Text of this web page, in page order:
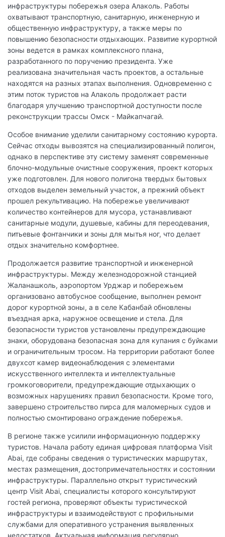
инфраструктуры побережья озера Алаколь. Работы
охватывают транспортную, санитарную, инженерную и
общественную инфраструктуру, а также меры по
повышению безопасности отдыхающих. Развитие курортной
зоны ведется в рамках комплексного плана,
разработанного по поручению президента. Уже
реализована значительная часть проектов, а остальные
находятся на разных этапах выполнения. Одновременно с
этим поток туристов на Алаколь продолжает расти
благодаря улучшению транспортной доступности после
реконструкции трассы Омск - Майкапчагай.
Особое внимание уделили санитарному состоянию курорта.
Сейчас отходы вывозятся на специализированный полигон,
однако в перспективе эту систему заменят современные
блочно-модульные очистные сооружения, проект которых
уже подготовлен. Для нового полигона твердых бытовых
отходов выделен земельный участок, а прежний объект
прошел рекультивацию. На побережье увеличивают
количество контейнеров для мусора, устанавливают
санитарные модули, душевые, кабины для переодевания,
питьевые фонтанчики и зоны для мытья ног, что делает
отдых значительно комфортнее.
Продолжается развитие транспортной и инженерной
инфраструктуры. Между железнодорожной станцией
Жаланашколь, аэропортом Урджар и побережьем
организовано автобусное сообщение, выполнен ремонт
дорог курортной зоны, а в селе Кабанбай обновлены
въездная арка, наружное освещение и стела. Для
безопасности туристов установлены предупреждающие
знаки, оборудована безопасная зона для купания с буйками
и ограничительным тросом. На территории работают более
двухсот камер видеонаблюдения с элементами
искусственного интеллекта и интеллектуальные
громкоговорители, предупреждающие отдыхающих о
возможных нарушениях правил безопасности. Кроме того,
завершено строительство пирса для маломерных судов и
полностью смонтировано ограждение побережья.
В регионе также усилили информационную поддержку
туристов. Начала работу единая цифровая платформа Visit
Abai, где собраны сведения о туристических маршрутах,
местах размещения, достопримечательностях и состоянии
инфраструктуры. Параллельно открыт туристический
центр Visit Abai, специалисты которого консультируют
гостей региона, проверяют объекты туристической
инфраструктуры и взаимодействуют с профильными
службами для оперативного устранения выявленных
недостатков. Актуальная информация регулярно